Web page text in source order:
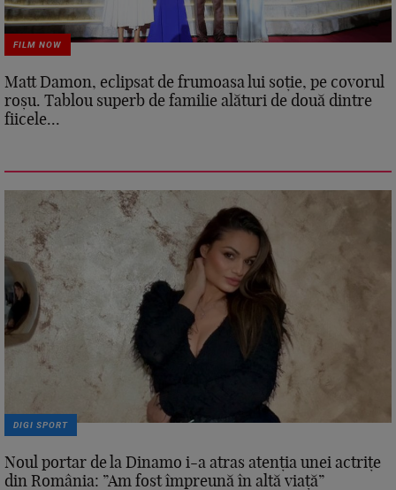
FILM NOW
Matt Damon, eclipsat de frumoasa lui soție, pe covorul
roșu. Tablou superb de familie alături de două dintre
fiicele...
DIGI SPORT
Noul portar de la Dinamo i-a atras atenția unei actrițe
din România: ”Am fost împreună în altă viață”